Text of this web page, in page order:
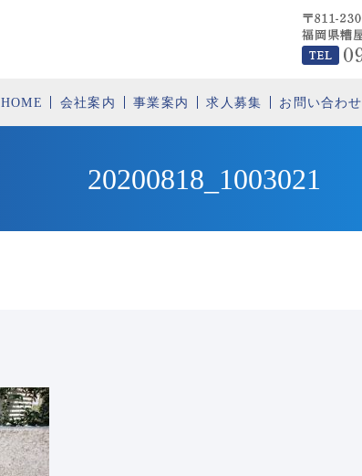
HOME 会社案内 事業案内 求人募集 お問い合わせ
20200818_1003021